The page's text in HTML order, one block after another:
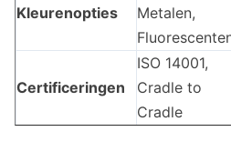
Kleurenopties
Metalen,
Certificeringen
ISO 14001,
Cradle to
Cradle